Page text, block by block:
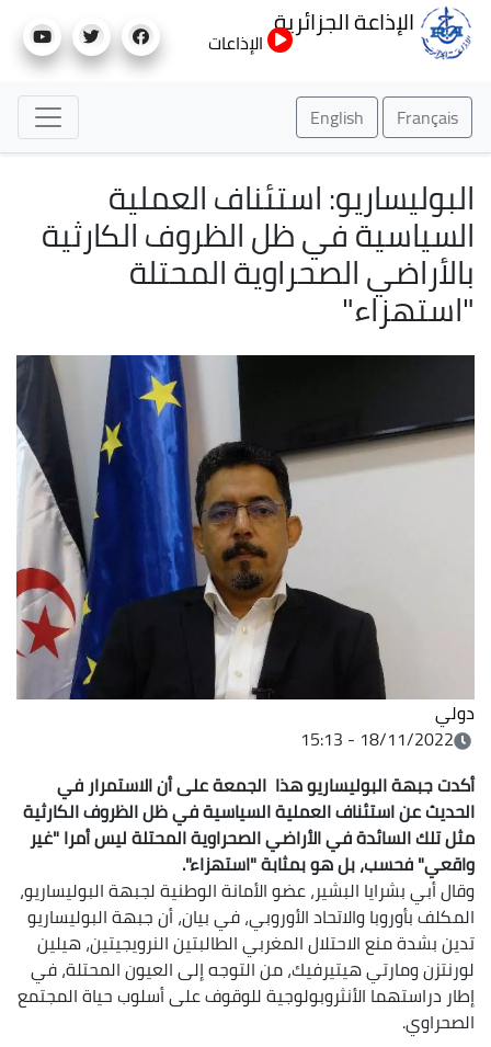
إلى
الإذاعة الجزائرية
الإذاعات
Français
English
البوليساريو: استئناف العملية
السياسية في ظل الظروف الكارثية
بالأراضي الصحراوية المحتلة
"استهزاء"
دولي
18/11/2022 - 15:13
أكدت جبهة البوليساريو هذا الجمعة على أن الاستمرار في
الحديث عن استئناف العملية السياسية في ظل الظروف الكارثية
مثل تلك السائدة في الأراضي الصحراوية المحتلة ليس أمرا "غير
واقعي" فحسب، بل هو بمثابة "استهزاء".
وقال أبي بشرايا البشير، عضو الأمانة الوطنية لجبهة البوليساريو،
المكلف بأوروبا والاتحاد الأوروبي، في بيان، أن جبهة البوليساريو
تدين بشدة منع الاحتلال المغربي الطالبتين النرويجيتين، هيلين
لورنتزن ومارتي هيتيرفيك، من التوجه إلى العيون المحتلة، في
إطار دراستهما الأنثروبولوجية للوقوف على أسلوب حياة المجتمع
الصحراوي.